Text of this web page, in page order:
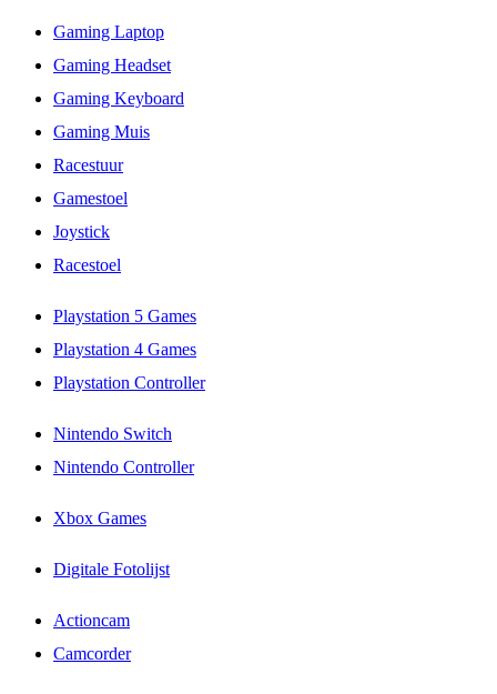
Gaming Laptop
Gaming Headset
Gaming Keyboard
Gaming Muis
Racestuur
Gamestoel
Joystick
Racestoel
Playstation 5 Games
Playstation 4 Games
Playstation Controller
Nintendo Switch
Nintendo Controller
Xbox Games
Digitale Fotolijst
Actioncam
Camcorder